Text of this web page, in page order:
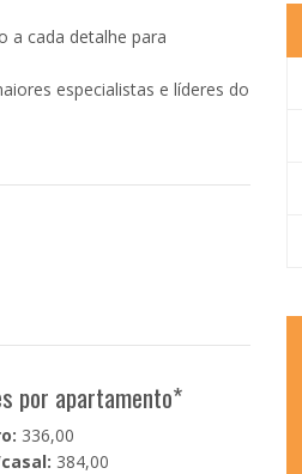
a cada detalhe para
especialistas e líderes do
por apartamento*
336,00
384,00